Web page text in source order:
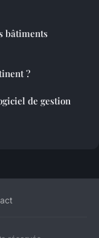
bâtiments
?
de gestion